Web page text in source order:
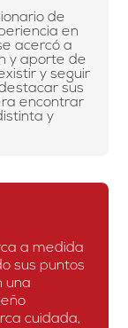
de
en
acercó a
y aporte de
y seguir
sus
encontrar
y
a medida
sus puntos
una
cuidada,